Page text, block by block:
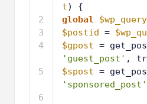
2
3
4
5
6
t) {
global
$wp_query
$postid =
$gpost =
'guest_post' ,
$spost =
'sponsored_post'